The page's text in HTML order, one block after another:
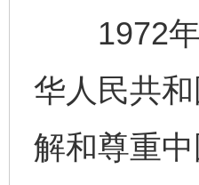
1972年
华人民共
解和尊重